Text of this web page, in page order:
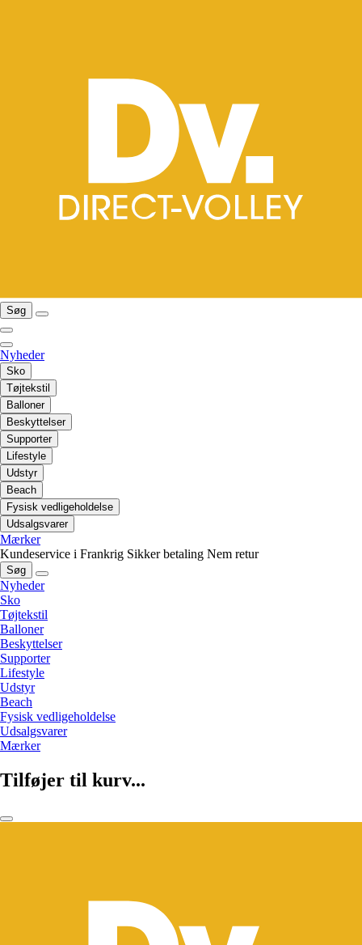
Søg
Nyheder
Sko
Tøjtekstil
Balloner
Beskyttelser
Supporter
Lifestyle
Udstyr
Beach
Fysisk vedligeholdelse
Udsalgsvarer
Mærker
Kundeservice i Frankrig Sikker betaling Nem retur
Søg
Nyheder
Sko
Tøjtekstil
Balloner
Beskyttelser
Supporter
Lifestyle
Udstyr
Beach
Fysisk vedligeholdelse
Udsalgsvarer
Mærker
Tilføjer til kurv...